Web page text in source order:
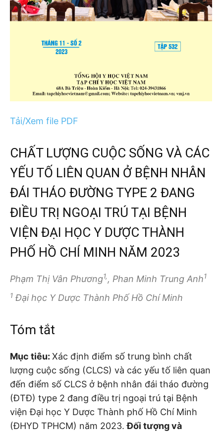
Tải/Xem file PDF
CHẤT LƯỢNG CUỘC SỐNG VÀ CÁC
YẾU TỐ LIÊN QUAN Ở BỆNH NHÂN
ĐÁI THÁO ĐƯỜNG TYPE 2 ĐANG
ĐIỀU TRỊ NGOẠI TRÚ TẠI BỆNH
VIỆN ĐẠI HỌC Y DƯỢC THÀNH
PHỐ HỒ CHÍ MINH NĂM 2023
Phạm Thị Vân Phương1,, Phan Minh Trung Anh1
1 Đại học Y Dược Thành Phố Hồ Chí Minh
Tóm tắt
Mục tiêu: Xác định điểm số trung bình chất
lượng cuộc sống (CLCS) và các yếu tố liên quan
đến điểm số CLCS ở bệnh nhân đái tháo đường
(ĐTĐ) type 2 đang điều trị ngoại trú tại Bệnh
viện Đại học Y Dược Thành phố Hồ Chí Minh
(ĐHYD TPHCM) năm 2023.Đối tượng và